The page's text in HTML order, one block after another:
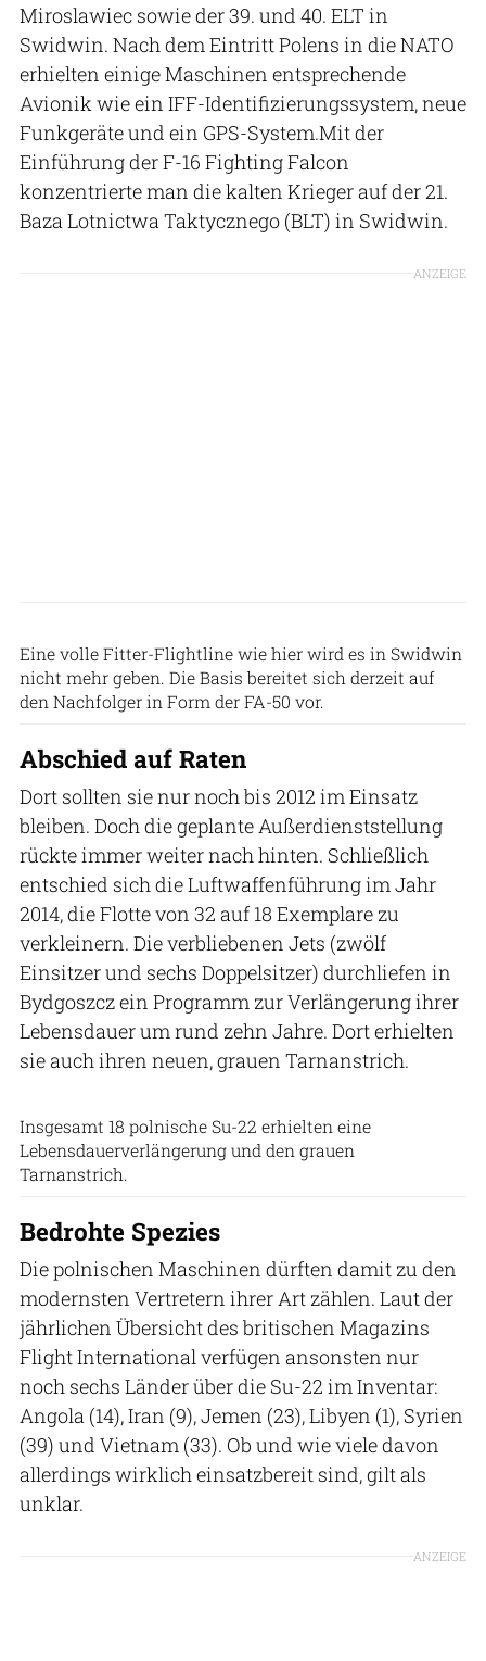
Miroslawiec sowie der 39. und 40. ELT in
Swidwin. Nach dem Eintritt Polens in die NATO
erhielten einige Maschinen entsprechende
Avionik wie ein IFF-Identifizierungssystem, neue
Funkgeräte und ein GPS-System.Mit der
Einführung der F-16 Fighting Falcon
konzentrierte man die kalten Krieger auf der 21.
Baza Lotnictwa Taktycznego (BLT) in Swidwin.
ANZEIGE
Eine volle Fitter-Flightline wie hier wird es in Swidwin
nicht mehr geben. Die Basis bereitet sich derzeit auf
den Nachfolger in Form der FA-50 vor.
Abschied auf Raten
Dort sollten sie nur noch bis 2012 im Einsatz
bleiben. Doch die geplante Außerdienststellung
rückte immer weiter nach hinten. Schließlich
entschied sich die Luftwaffenführung im Jahr
2014, die Flotte von 32 auf 18 Exemplare zu
verkleinern. Die verbliebenen Jets (zwölf
Einsitzer und sechs Doppelsitzer) durchliefen in
Bydgoszcz ein Programm zur Verlängerung ihrer
Lebensdauer um rund zehn Jahre. Dort erhielten
sie auch ihren neuen, grauen Tarnanstrich.
Insgesamt 18 polnische Su-22 erhielten eine
Lebensdauerverlängerung und den grauen
Tarnanstrich.
Bedrohte Spezies
Die polnischen Maschinen dürften damit zu den
modernsten Vertretern ihrer Art zählen. Laut der
jährlichen Übersicht des britischen Magazins
Flight International verfügen ansonsten nur
noch sechs Länder über die Su-22 im Inventar:
Angola (14), Iran (9), Jemen (23), Libyen (1), Syrien
(39) und Vietnam (33). Ob und wie viele davon
allerdings wirklich einsatzbereit sind, gilt als
unklar.
ANZEIGE